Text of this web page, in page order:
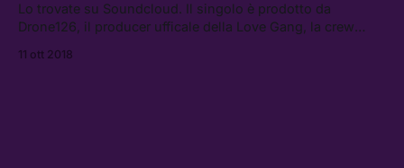
Lo trovate su Soundcloud. Il singolo è prodotto da
Drone126, il producer ufficale della Love Gang, la crew
Ketama126, Pretty Solero, ASP126 e Ugo Borghetti.
11 ott 2018